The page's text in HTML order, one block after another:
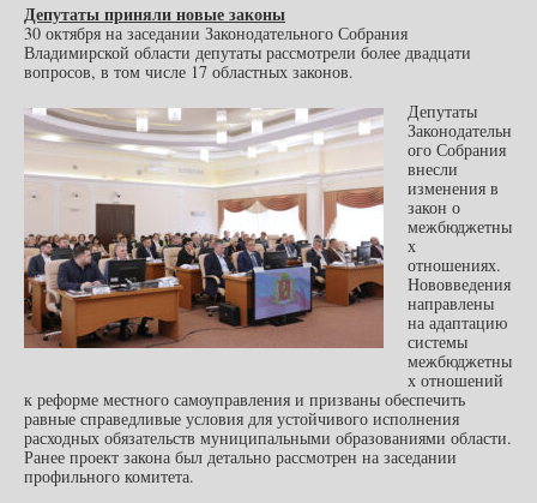
Депутаты приняли новые законы
30 октября на заседании Законодательного Собрания
Владимирской области депутаты рассмотрели более двадцати
вопросов, в том числе 17 областных законов.
Депутаты
Законодательн
ого Собрания
внесли
изменения в
закон о
межбюджетны
х
отношениях.
Нововведения
направлены
на адаптацию
системы
межбюджетны
х отношений
к реформе местного самоуправления и призваны обеспечить
равные справедливые условия для устойчивого исполнения
расходных обязательств муниципальными образованиями области.
Ранее проект закона был детально рассмотрен на заседании
профильного комитета.